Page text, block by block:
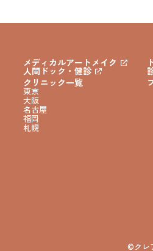
メディカルアートメイク
人間ドック・健診
クリニック一覧
東京
大阪
名古屋
福岡
札幌
©クレ